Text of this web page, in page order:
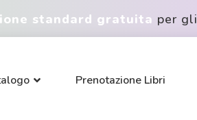
standard gratuita per
Prenotazione Libri